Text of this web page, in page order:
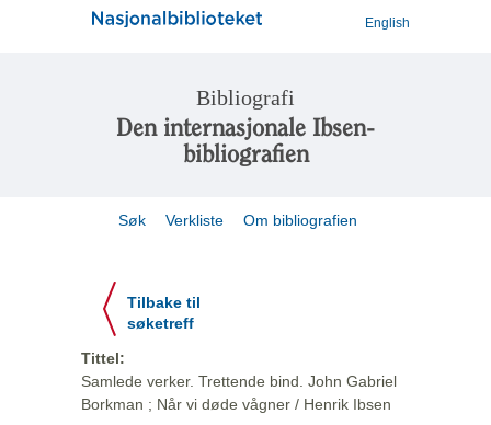
English
Bibliografi
Den internasjonale Ibsen-
bibliografien
Søk Verkliste Om bibliografien
Tilbake til
søketreff
Tittel:
Samlede verker. Trettende bind. John Gabriel
Borkman ; Når vi døde vågner / Henrik Ibsen